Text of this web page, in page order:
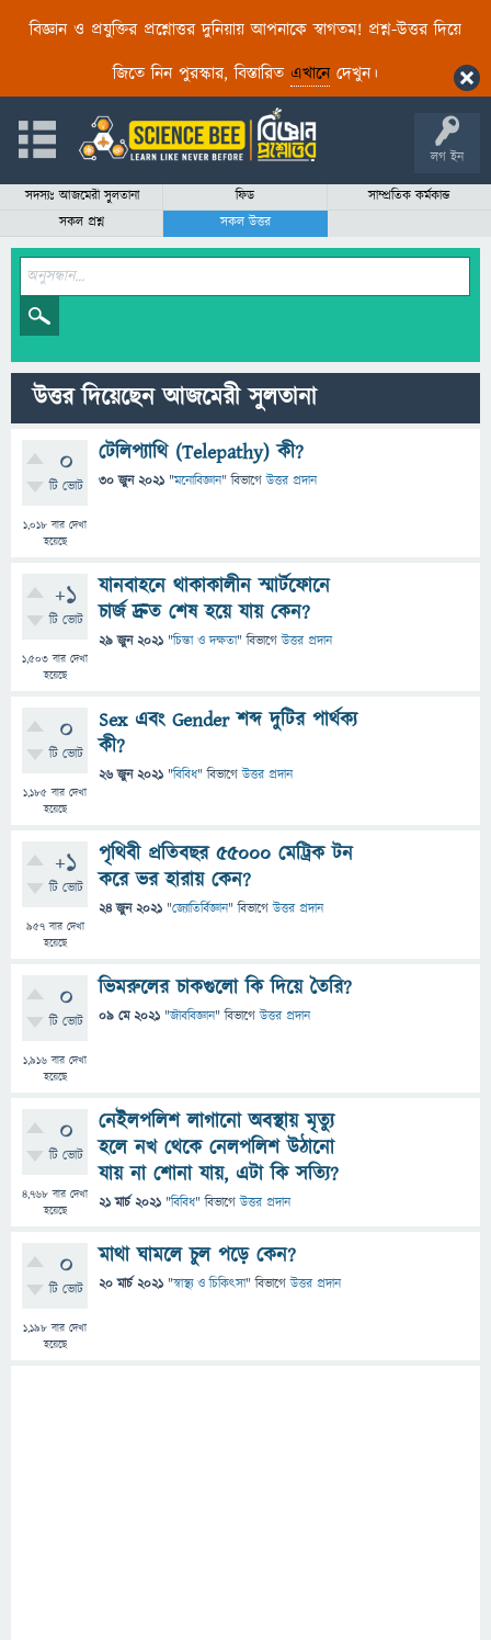
বিজ্ঞান ও প্রযুক্তির প্রশ্নোত্তর দুনিয়ায় আপনাকে স্বাগতম! প্রশ্ন-উত্তর দিয়ে
জিতে নিন পুরস্কার, বিস্তারিত এখানেদেখুন।
লগ ইন
সদস্যঃ আজমেরী সুলতানা ফিড
সাম্প্রতিক কর্মকান্ড
সকল প্রশ্ন
সকল উত্তর
উত্তর দিয়েছেন আজমেরী সুলতানা
0
টি ভোট
1,018 বার দেখা
হয়েছে
টেলিপ্যাথি (Telepathy) কী?
30 জুন 2021 "মনোবিজ্ঞান" বিভাগে উত্তর প্রদান
+1
টি ভোট
1,503 বার দেখা
হয়েছে
যানবাহনে থাকাকালীন স্মার্টফোনে
চার্জ দ্রুত শেষ হয়ে যায় কেন?
29 জুন 2021 "চিন্তা ও দক্ষতা" বিভাগে উত্তর প্রদান
0
টি ভোট
1,185 বার দেখা
হয়েছে
Sex এবং Gender শব্দ দুটির পার্থক‍্য
কী?
26 জুন 2021 "বিবিধ" বিভাগে উত্তর প্রদান
+1
টি ভোট
957বার দেখা
হয়েছে
পৃথিবী প্রতিবছর ৫৫০০০ মেট্রিক টন
করে ভর হারায় কেন?
24 জুন 2021 "জ্যোতির্বিজ্ঞান" বিভাগে উত্তর প্রদান
0
টি ভোট
1,916 বার দেখা
হয়েছে
ভিমরুলের চাকগুলো কি দিয়ে তৈরি?
09 মে 2021 "জীববিজ্ঞান" বিভাগে উত্তর প্রদান
0
টি ভোট
4,768 বার দেখা
হয়েছে
নেইলপলিশ লাগানো অবস্থায় মৃত‍্যু
হলে নখ থেকে নেলপলিশ উঠানো
যায় না শোনা যায়, এটা কি সত্যি?
21 মার্চ 2021 "বিবিধ" বিভাগে উত্তর প্রদান
0
টি ভোট
1,198 বার দেখা
হয়েছে
মাথা ঘামলে চুল পড়ে কেন?
20 মার্চ 2021 "স্বাস্থ্য ও চিকিৎসা" বিভাগে উত্তর প্রদান